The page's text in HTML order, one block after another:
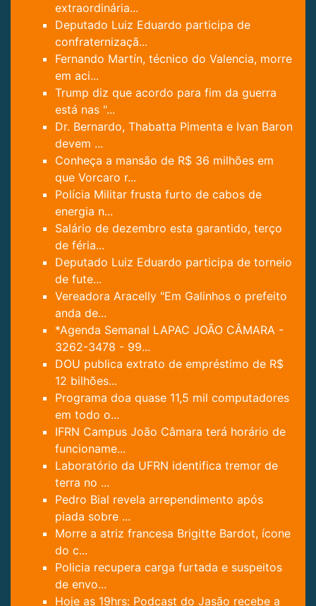
extraordinária...
Deputado Luiz Eduardo participa de
confraternizaçã...
Fernando Martín, técnico do Valencia, morre
em aci...
Trump diz que acordo para fim da guerra
está nas "...
Dr. Bernardo, Thabatta Pimenta e Ivan Baron
devem ...
Conheça a mansão de R$ 36 milhões em
que Vorcaro r...
Polícia Militar frusta furto de cabos de
energia n...
Salário de dezembro esta garantido, terço
de féria...
Deputado Luiz Eduardo participa de torneio
de fute...
Vereadora Aracelly "Em Galinhos o prefeito
anda de...
*Agenda Semanal LAPAC JOÃO CÂMARA -
3262-3478 - 99...
DOU publica extrato de empréstimo de R$
12 bilhões...
Programa doa quase 11,5 mil computadores
em todo o...
IFRN Campus João Câmara terá horário de
funcioname...
Laboratório da UFRN identifica tremor de
terra no ...
Pedro Bial revela arrependimento após
piada sobre ...
Morre a atriz francesa Brigitte Bardot, ícone
do c...
Policia recupera carga furtada e suspeitos
de envo...
Hoje as 19hrs: Podcast do Jasão recebe a